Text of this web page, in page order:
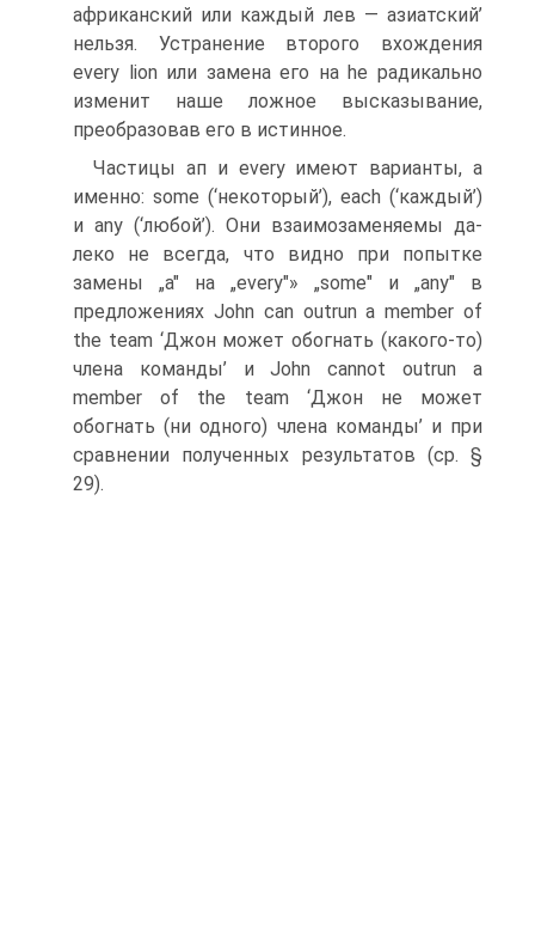
африканский или каждый лев — азиатский’
нельзя. Устранение второго вхождения
every lion или замена его на he радикально
изменит наше ложное высказы­вание,
преобразовав его в истинное.
Частицы ап и every имеют варианты, а
именно: some (‘некото­рый’), each (‘каждый’)
и any (‘любой’). Они взаимозаменяемы да­
леко не всегда, что видно при попытке
замены „а" на „every"» „some" и „any" в
предложениях John can outrun a member of
the team ‘Джон может обогнать (какого-то)
члена команды’ и John cannot outrun a
member of the team ‘Джон не может
обогнать (ни одного) члена команды’ и при
сравнении полученных резуль­татов (ср. §
29).